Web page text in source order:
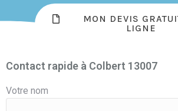
MON DEVIS
LIGNE
Contact rapide à Colbert 13007
Votre nom